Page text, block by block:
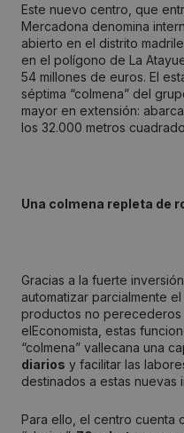
Este nuevo centro, que
Mercadona denomina
abierto en el distrito
en el polígono de La
54 millones de euros. El
séptima “colmena” del
mayor en extensión:
los 32.000 metros
Una colmena repleta de
Gracias a la fuerte
automatizar parcialmente
productos no perecederos
elEconomista, estas
“colmena” vallecana una
diarios y facilitar las
destinados a estas nuevas
Para ello, el centro cuenta